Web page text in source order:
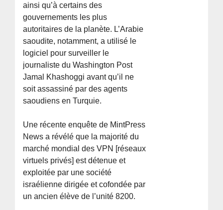
ainsi qu’à certains des
gouvernements les plus
autoritaires de la planète. L’Arabie
saoudite, notamment, a utilisé le
logiciel pour surveiller le
journaliste du Washington Post
Jamal Khashoggi avant qu’il ne
soit assassiné par des agents
saoudiens en Turquie.
Une récente enquête de MintPress
News a révélé que la majorité du
marché mondial des VPN [réseaux
virtuels privés] est détenue et
exploitée par une société
israélienne dirigée et cofondée par
un ancien élève de l’unité 8200.